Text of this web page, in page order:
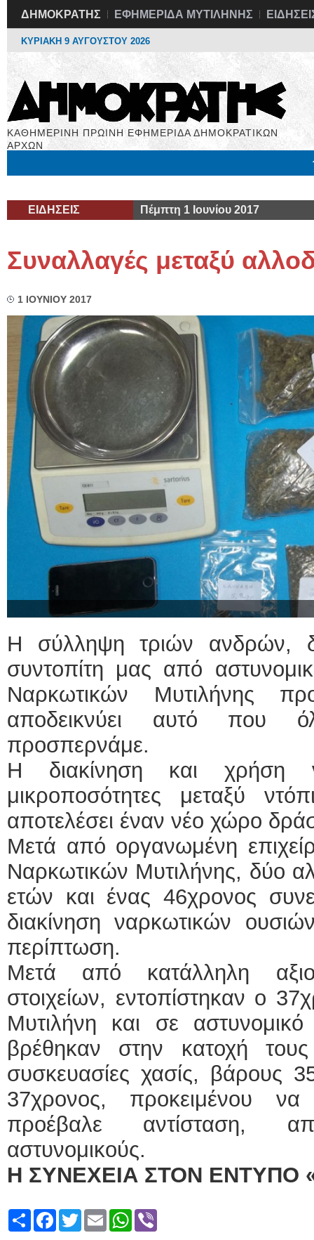
ΔΗΜΟΚΡΑΤΗΣ ΕΦΗΜΕΡΙΔΑ ΜΥΤΙΛΗΝΗΣ
ΚΥΡΙΑΚΗ 9 ΑΥΓΟΥΣΤΟΥ 2026
ΚΑΘΗΜΕΡΙΝΗ ΠΡΩΙΝΗ ΕΦΗΜΕΡΙΔΑ ΔΗΜΟΚΡΑΤΙΚΩΝ
ΑΡΧΩΝ
ΕΙΔΗΣΕΙΣ Πέμπτη 1 Ιουνίου 2017
Συναλλαγές μεταξύ
1 ΙΟΥΝΙΟΥ 2017
Η σύλληψη τριών ανδρών,
συντοπίτη μας από
Ναρκωτικών Μυτιλήνης
αποδεικνύει αυτό που
προσπερνάμε.
Η διακίνηση και χρήση
μικροποσότητες μεταξύ
αποτελέσει έναν νέο χώρο
Μετά από οργανωμένη
Ναρκωτικών Μυτιλήνης, δύο
ετών και ένας 46χρονος
διακίνηση ναρκωτικών
περίπτωση.
Μετά από κατάλληλη
στοιχείων, εντοπίστηκαν ο
Μυτιλήνη και σε
βρέθηκαν στην κατοχή
συσκευασίες χασίς, βάρους
37χρονος, προκειμένου
προέβαλε αντίσταση,
αστυνομικούς.
Η ΣΥΝΕΧΕΙΑ ΣΤΟΝ ΕΝΤΥΠΟ
ShareFacebook
TwitterEmailWhatsApp